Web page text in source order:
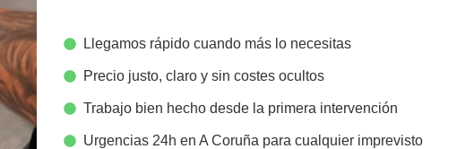
Llegamos rápido cuando más lo necesitas
Precio justo, claro y sin costes ocultos
Trabajo bien hecho desde la primera intervención
Urgencias 24h en A Coruña para cualquier imprevisto